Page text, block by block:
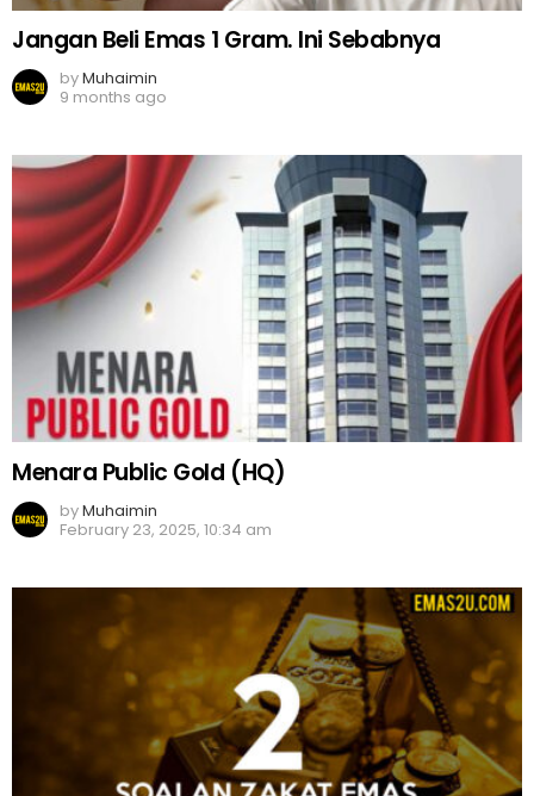
Jangan Beli Emas 1 Gram. Ini Sebabnya
byMuhaimin
9 months ago
Menara Public Gold (HQ)
byMuhaimin
February 23, 2025, 10:34 am